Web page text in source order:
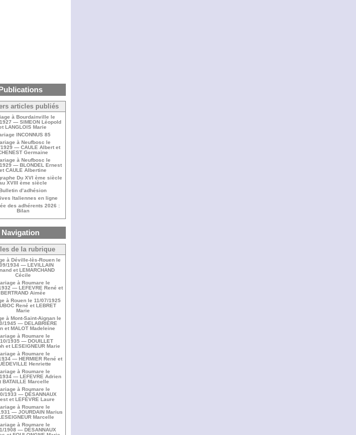
articles publiés
à Bourdainville le
— SIMEON Léopold
LANGLOIS Marie
INCONNUS 85
à Neufbosc le
— CAULE Albert et
Germaine
à Neufbosc le
— BLONDEL Ernest
CAULE Albertine
Du XVI ème siècle
XVIII ème siècle
d’adhésion
Italiennes en ligne
des adhérents 2026 :
Bilan
Navigation
de la rubrique
à Déville-lès-Rouen le
1934 — LEVILLAIN
et LEMARCHAND
Cécile
à Roumare le
— LEFEVRE René et
BERTRAND Aimée
à Rouen le 11/07/1925
René et LEBRET
Marie
à Mont-Saint-Aignan le
1945 — DELABRIÈRE
et MALOT Madeleine
à Roumare le
1935 — DOUILLET
et LESEIGNEUR Marie
à Roumare le
— HERMIER René et
Henriette
à Roumare le
— LEFEVRE Adrien
BATAILLE Marcelle
à Roumare le
1933 — DÉSANNAUX
et LEFÈVRE Laure
à Roumare le
— JOURDAIN Marius
Marcelle
à Roumare le
1908 — DÉSANNAUX